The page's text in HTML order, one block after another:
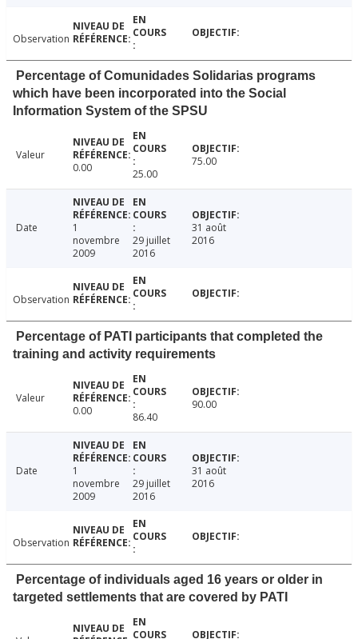
Observation
Percentage of Comunidades Solidarias programs
which have been incorporated into the Social
Information System of the SPSU
Valeur
0.00
25.00
75.00
Date
1
novembre
2009
29 juillet
2016
31 août
2016
Observation
Percentage of PATI participants that completed the
training and activity requirements
Valeur
0.00
86.40
90.00
Date
1
novembre
2009
29 juillet
2016
31 août
2016
Observation
Percentage of individuals aged 16 years or older in
targeted settlements that are covered by PATI